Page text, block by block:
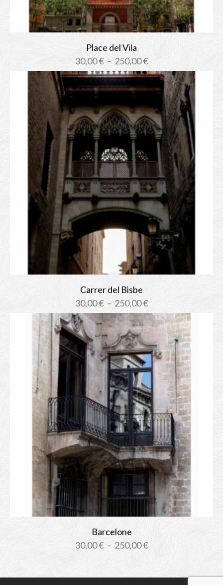
Place del Vila
30,00€ – 250,00€Plage
de
prix :
30,00 €
250,00 €
Carrer del Bisbe
30,00€ – 250,00€Plage
de
prix :
30,00 €
à
250,00 €
Barcelone
30,00€ – 250,00€Plage